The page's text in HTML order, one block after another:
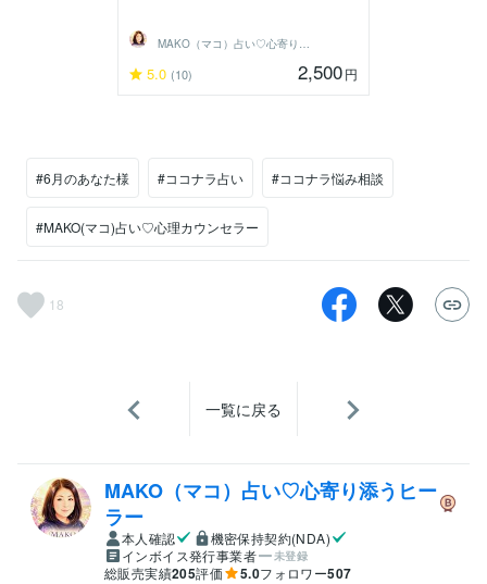
5.0 (10) 2,500円
#6月のあなた様 #ココナラ占い #ココナラ悩み相談
#MAKO(マコ)占い♡心理カウンセラー
18
一覧に戻る
MAKO（マコ）占い♡心寄り添うヒー
ラー
本人確認
機密保持契約(NDA)
インボイス発行事業者
未登録
総販売実績205評価 5.0フォロワー507